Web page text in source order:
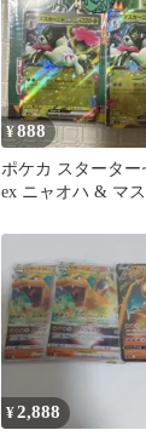
¥888
ポケカ スターター
ex ニャオハ & マス
¥2,888